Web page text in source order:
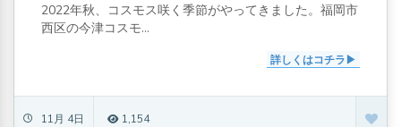
2022年秋、コスモス咲く季節がやってきました。福岡市
西区の今津コスモ...
詳しくはコチラ
11月 4日 1,154